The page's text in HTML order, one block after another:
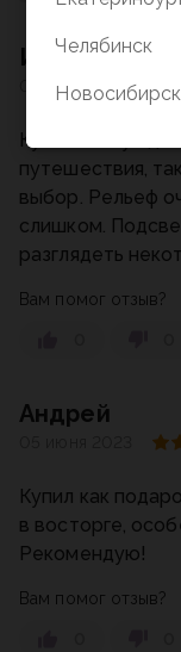
Иван
07 июня 2023
Купил глобус
путешествия,
выбор. Рельеф
слишком.
разглядеть
Вам помог отзыв?
Андрей
Купил как
в восторге,
Рекомендую!
Вам помог отзыв?
Челябинск
Новосибирск